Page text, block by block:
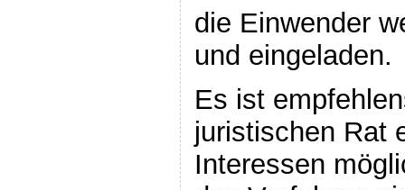
die Einwender
und eingeladen.
Es ist
juristischen Rat
Interessen